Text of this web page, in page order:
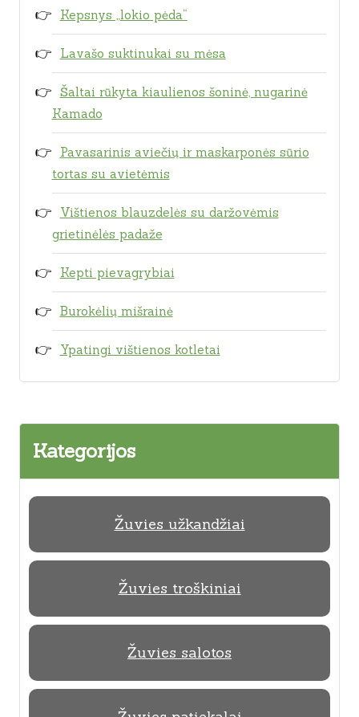
Kepsnys „lokio pėda“
Lavašo suktinukai su mėsa
Šaltai rūkyta kiaulienos šoninė, nugarinė
Kamado
Pavasarinis aviečių ir maskarponės sūrio
tortas su avietėmis
Vištienos blauzdelės su daržovėmis
grietinėlės padaže
Kepti pievagrybiai
Burokėlių mišrainė
Ypatingi vištienos kotletai
Kategorijos
Žuvies užkandžiai
Žuvies troškiniai
Žuvies salotos